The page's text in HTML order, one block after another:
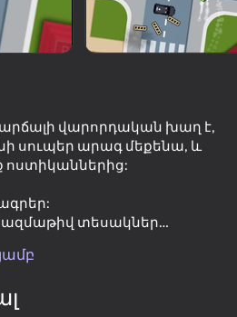
վարորդական խաղ է,
սուպեր արագ մեքենա, և
ոստիկաններից:
տեսակներ
մեքենան